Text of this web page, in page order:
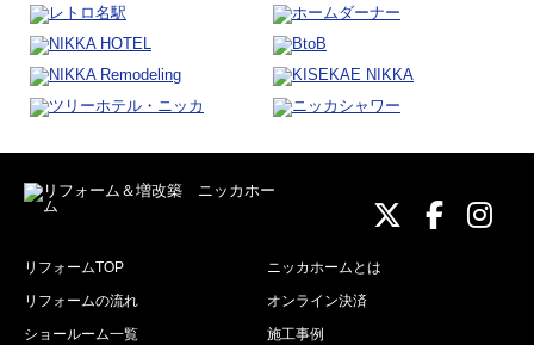
ニッカ
ニッニ
リフォームTOP
ニッカホームとは
リフォームの流れ
オンライン決済
ショールーム一覧
施工事例